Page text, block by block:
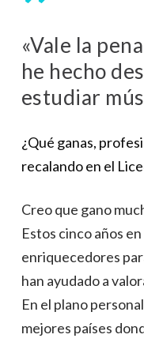
«Vale la
he hecho
estudiar
¿Qué ganas,
recalando en el
Creo que gano
Estos cinco años
enriquecedores
han ayudado a
En el plano
mejores países